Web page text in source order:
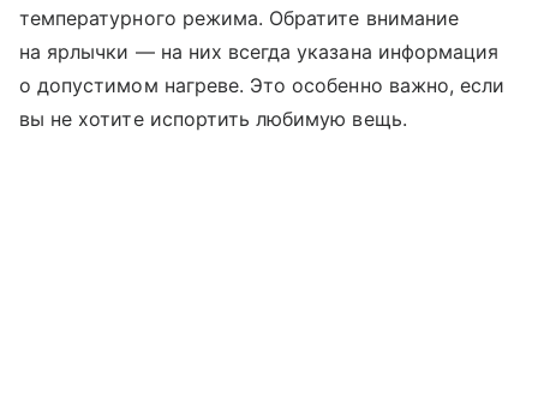
температурного режима. Обратите внимание
на ярлычки — на них всегда указана информация
о допустимом нагреве. Это особенно важно, если
вы не хотите испортить любимую вещь.